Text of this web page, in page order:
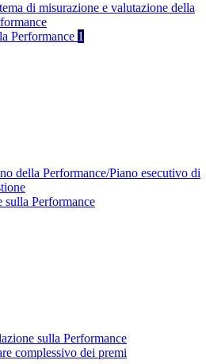
di misurazione e valutazione della
Performance 1
della Performance/Piano esecutivo di
sulla Performance
sulla Performance
complessivo dei premi